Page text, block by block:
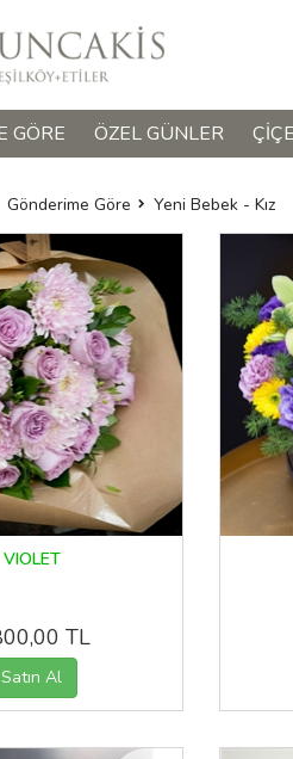
GÖRE ÖZEL GÜNLER
Gönderime Göre Yeni Bebek - Kız
VIOLET
TL